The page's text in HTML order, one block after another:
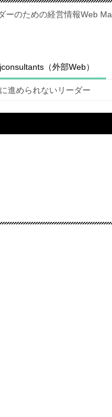
ーのための経営情報Web
（外部Web）
進められないリーダー